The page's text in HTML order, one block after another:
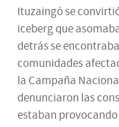
Ituzaingó se
iceberg que
detrás se
comunidades
la Campaña
denunciaron las
estaban